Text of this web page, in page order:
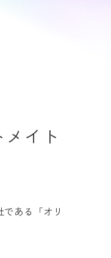
イト
ある「オリ